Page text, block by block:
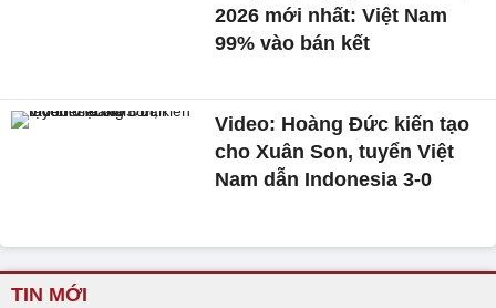
2026 mới nhất: Việt Nam
99% vào bán kết
Video: Hoàng Đức kiến tạo
cho Xuân Son, tuyển Việt
Nam dẫn Indonesia 3-0
TIN MỚI